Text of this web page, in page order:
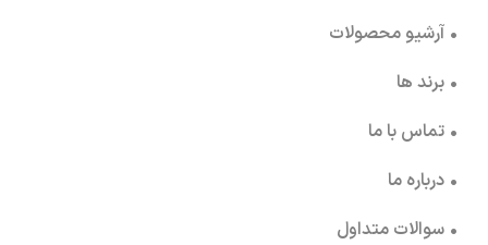
• آرشیو محصولات
• برند ها
• تماس با ما
• درباره ما
• سوالات متداول